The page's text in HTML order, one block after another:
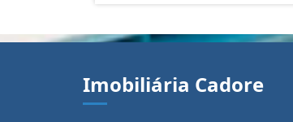
Imobiliária Cadore